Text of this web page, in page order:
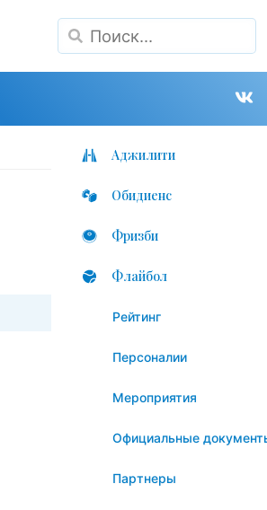
Поиск
Аджилити
Обидиенс
Фризби
Флайбол
Рейтинг
Персоналии
Мероприятия
Официальные
Партнеры